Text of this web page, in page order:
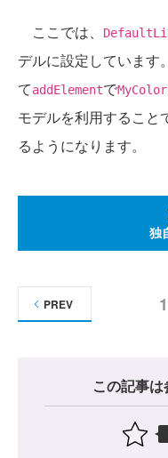
ここでは、
デルに設定しています
てaddElementでMyColor
モデルを利用すること
るようになります。
独
1
PREV
この記事